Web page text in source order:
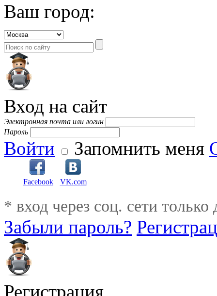
Ваш город:
Вход на сайт
Электронная почта или логин
Пароль
Войти Запомнить меня
Facebook VK.com
* вход через соц. сети
Забыли пароль?
Регистрация